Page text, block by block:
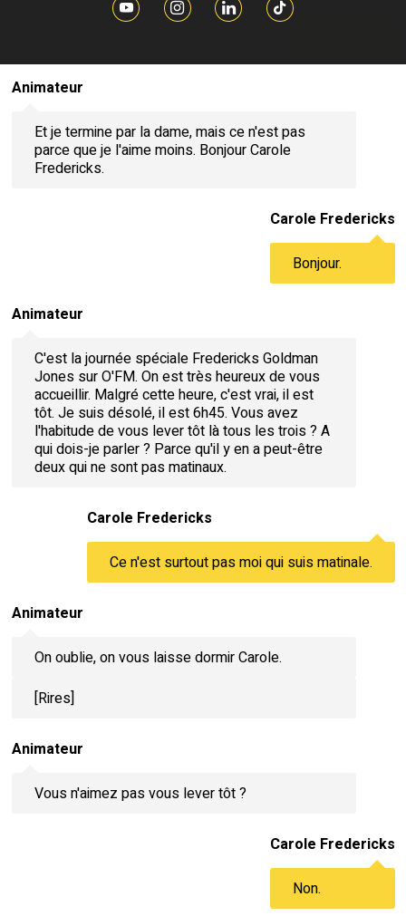
Animateur
Et je termine par la dame, mais ce n'est pas
parce que je l'aime moins. Bonjour Carole
Fredericks.
Carole Fredericks
Bonjour.
Animateur
C'est la journée spéciale Fredericks Goldman
Jones sur O'FM. On est très heureux de vous
accueillir. Malgré cette heure, c'est vrai, il est
tôt. Je suis désolé, il est 6h45. Vous avez
l'habitude de vous lever tôt là tous les trois ? A
qui dois-je parler ? Parce qu'il y en a peut-être
deux qui ne sont pas matinaux.
Carole Fredericks
Ce n'est surtout pas moi qui suis matinale.
Animateur
On oublie, on vous laisse dormir Carole.
[Rires]
Animateur
Vous n'aimez pas vous lever tôt ?
Carole Fredericks
Non.